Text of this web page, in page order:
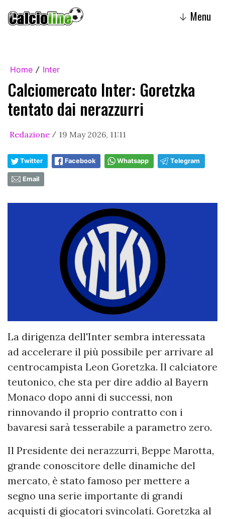
↓ Menu
Home / Inter
Calciomercato Inter: Goretzka
tentato dai nerazzurri
Redazione / 19 May 2026, 11:11
Twitter Facebook Whatsapp Telegram
Email
La dirigenza dell'Inter sembra interessata
ad accelerare il più possibile per arrivare al
centrocampista Leon Goretzka. Il calciatore
teutonico, che sta per dire addio al Bayern
Monaco dopo anni di successi, non
rinnovando il proprio contratto con i
bavaresi sarà tesserabile a parametro zero.
Il Presidente dei nerazzurri, Beppe Marotta,
grande conoscitore delle dinamiche del
mercato, è stato famoso per mettere a
segno una serie importante di grandi
acquisti di giocatori svincolati. Goretzka al